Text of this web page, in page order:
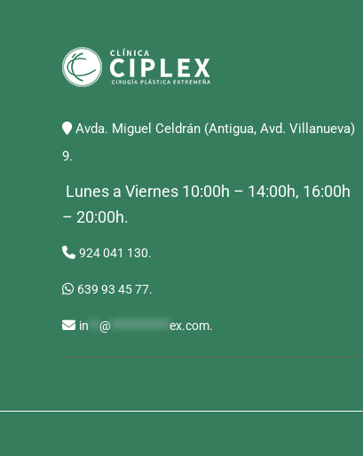
Avda. Miguel Celdrán (Antigua, Avd. Villanueva)
9.
Lunes a Viernes 10:00h – 14:00h, 16:00h
– 20:00h.
924 041 130.
639 93 45 77.
in @ ex.com.